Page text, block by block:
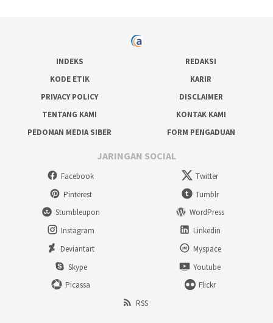
INDEKS
REDAKSI
KODE ETIK
KARIR
PRIVACY POLICY
DISCLAIMER
TENTANG KAMI
KONTAK KAMI
PEDOMAN MEDIA SIBER
FORM PENGADUAN
JARINGAN SOCIAL
Facebook
Twitter
Pinterest
Tumblr
Stumbleupon
WordPress
Instagram
Linkedin
Deviantart
Myspace
Skype
Youtube
Picassa
Flickr
RSS